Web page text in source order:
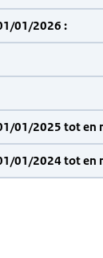
01/2026 :
01/2025 tot en
01/2024 tot en